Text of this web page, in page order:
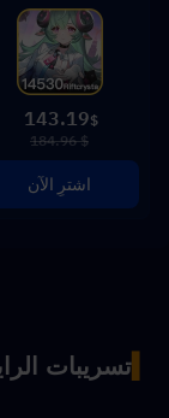
$
143.19
$ 184.96
اشترِ الآن